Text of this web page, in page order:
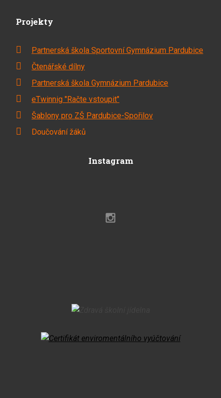
Projekty
Partnerská škola Sportovní Gymnázium Pardubice
Čtenářské dílny
Partnerská škola Gymnázium Pardubice
eTwinnig "Račte vstoupit"
Šablony pro ZŠ Pardubice-Spořilov
Doučování žáků
Instagram